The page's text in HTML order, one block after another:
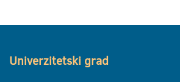
Univerzitetski grad